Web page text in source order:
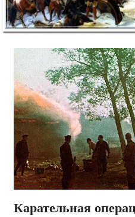
Карательная